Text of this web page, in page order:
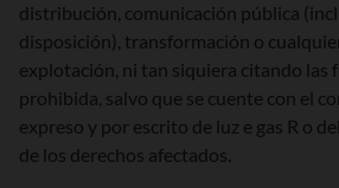
distribución, comunicación pública
disposición), transformación o
explotación, ni tan siquiera citando las
prohibida, salvo que se cuente con el
expreso y por escrito de luz e gas R o
de los derechos afectados.